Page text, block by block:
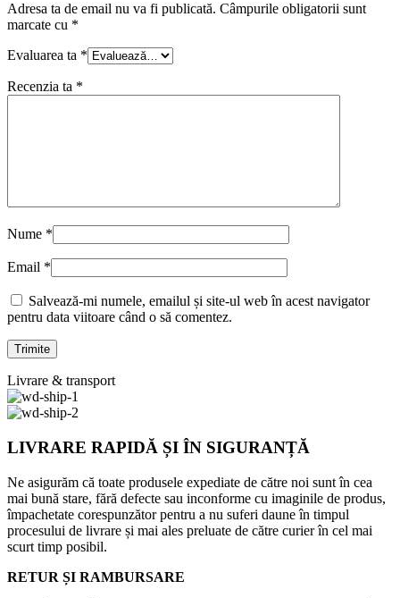
Adresa ta de email nu va fi publicată. Câmpurile obligatorii sunt
marcate cu *
Evaluarea ta *
Recenzia ta *
Nume *
Email *
Salvează-mi numele, emailul și site-ul web în acest navigator
pentru data viitoare când o să comentez.
Livrare & transport
LIVRARE RAPIDĂ ȘI ÎN SIGURANȚĂ
Ne asigurăm că toate produsele expediate de către noi sunt în cea
mai bună stare, fără defecte sau inconforme cu imaginile de produs,
împachetate corespunzător pentru a nu suferi daune în timpul
procesului de livrare și mai ales preluate de către curier în cel mai
scurt timp posibil.
RETUR ȘI RAMBURSARE